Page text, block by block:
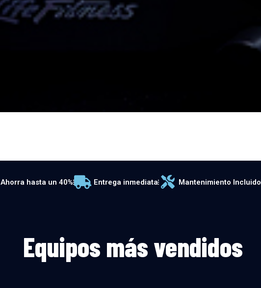
Ahorra hasta un 40% Entrega inmediata Mantenimiento Incluido
Equipos más vendidos